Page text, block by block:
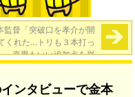
監督「突破口を孝介が開
くれた…トリも３本打っ
、嘉男もいい追加点を挙
てくれた。あの３人です
ンタビューで金本